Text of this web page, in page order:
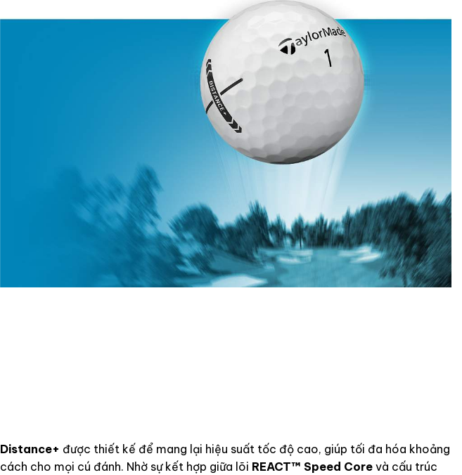
Distance+ được thiết kế để mang lại hiệu suất tốc độ cao, giúp tối đa hóa khoảng
cách cho mọi cú đánh. Nhờ sự kết hợp giữa lõi REACT™ Speed Core và cấu trúc